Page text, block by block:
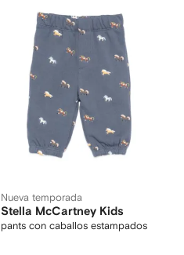
Nueva temporada
Stella McCartney Kids
pants con caballos estampados